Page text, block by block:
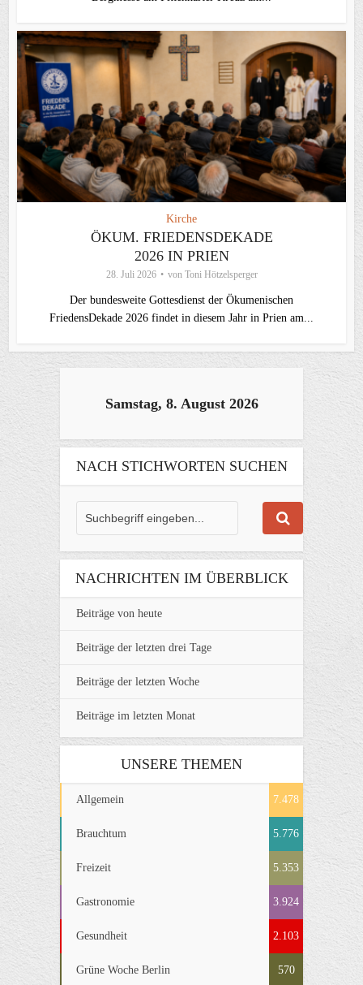
Kirche
ÖKUM. FRIEDENSDEKADE
2026 IN PRIEN
28. Juli 2026 von Toni Hötzelsperger
Der bundesweite Gottesdienst der Ökumenischen
FriedensDekade 2026 findet in diesem Jahr in Prien am...
Samstag, 8. August 2026
NACH STICHWORTEN SUCHEN
NACHRICHTEN IM ÜBERBLICK
Beiträge von heute
Beiträge der letzten drei Tage
Beiträge der letzten Woche
Beiträge im letzten Monat
UNSERE THEMEN
Allgemein 7.478
Brauchtum 5.776
Freizeit 5.353
Gastronomie 3.924
Gesundheit 2.103
Grüne Woche Berlin 570